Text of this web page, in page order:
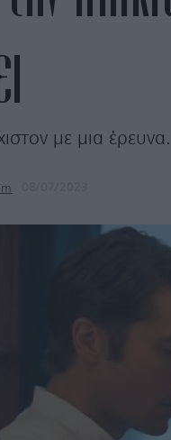
με μια έρευνα.